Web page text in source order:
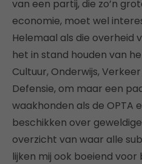
van een partij, die zo’n
economie, moet wel
Helemaal als die overheid
het in stand houden van
Cultuur, Onderwijs,
Defensie, om maar een
waakhonden als de OPTA
beschikken over
overzicht van waar alle
lijken mij ook boeiend